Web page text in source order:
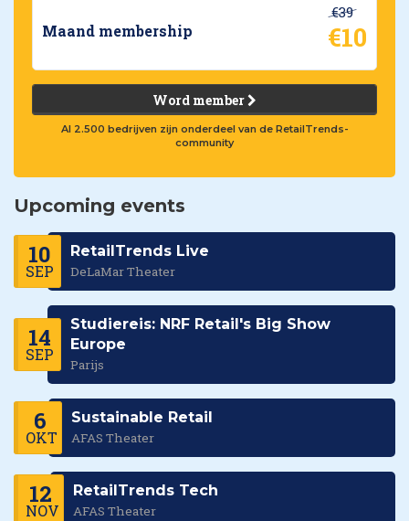
Maand membership
€39
€10
Word member
Al 2.500 bedrijven zijn onderdeel van de RetailTrends-
community
Upcoming events
10
SEP
RetailTrends Live
DeLaMar Theater
14
SEP
Studiereis: NRF Retail's Big Show
Europe
Parijs
6
OKT
Sustainable Retail
AFAS Theater
12
NOV
RetailTrends Tech
AFAS Theater